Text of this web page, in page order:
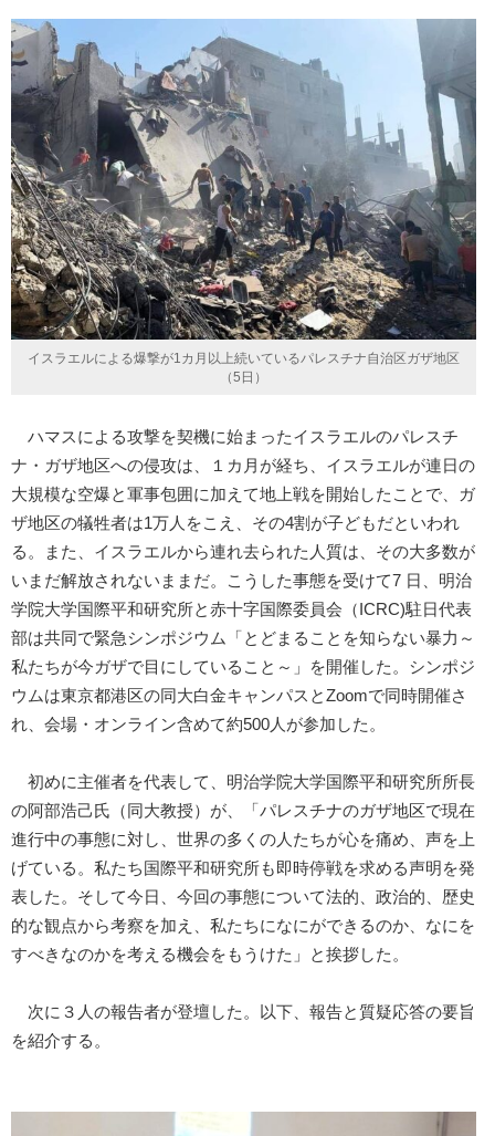
イスラエルによる爆撃が1カ月以上続いているパレスチナ自治区ガザ地区
（5日）
ハマスによる攻撃を契機に始まったイスラエルのパレスチ
ナ・ガザ地区への侵攻は、１カ月が経ち、イスラエルが連日の
大規模な空爆と軍事包囲に加えて地上戦を開始したことで、ガ
ザ地区の犠牲者は1万人をこえ、その4割が子どもだといわれ
る。また、イスラエルから連れ去られた人質は、その大多数が
いまだ解放されないままだ。こうした事態を受けて7 日、明治
学院大学国際平和研究所と赤十字国際委員会（ICRC)駐日代表
部は共同で緊急シンポジウム「とどまることを知らない暴力～
私たちが今ガザで目にしていること～」を開催した。シンポジ
ウムは東京都港区の同大白金キャンパスとZoomで同時開催さ
れ、会場・オンライン含めて約500人が参加した。
初めに主催者を代表して、明治学院大学国際平和研究所所長
の阿部浩己氏（同大教授）が、「パレスチナのガザ地区で現在
進行中の事態に対し、世界の多くの人たちが心を痛め、声を上
げている。私たち国際平和研究所も即時停戦を求める声明を発
表した。そして今日、今回の事態について法的、政治的、歴史
的な観点から考察を加え、私たちになにができるのか、なにを
すべきなのかを考える機会をもうけた」と挨拶した。
次に３人の報告者が登壇した。以下、報告と質疑応答の要旨
を紹介する。